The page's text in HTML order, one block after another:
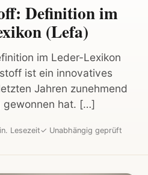
Definition im
(Lefa)
im Leder-Lexikon
ist ein innovatives
Jahren zunehmend
gewonnen hat. […]
Lesezeit✓ Unabhängig geprüft